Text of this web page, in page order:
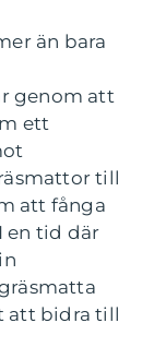
än bara
genom att
ett
till
att fånga
en tid där
att bidra till